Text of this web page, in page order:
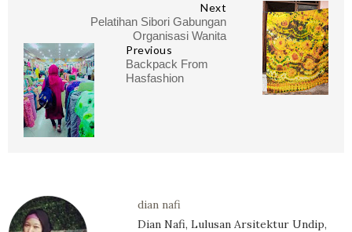
Next
Pelatihan Sibori Gabungan
Organisasi Wanita
Previous
Backpack From
Hasfashion
dian nafi
Dian Nafi, Lulusan Arsitektur Undip,